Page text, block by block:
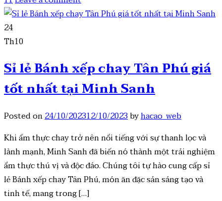
24
Th10
Sỉ lẻ Bánh xếp chay Tân Phú giá
tốt nhất tại Minh Sanh
Posted on24/10/202312/10/2023byhacao_web
Khi ẩm thực chay trở nên nổi tiếng với sự thanh lọc và
lành mạnh, Minh Sanh đã biến nó thành một trải nghiệm
ẩm thực thú vị và độc đáo. Chúng tôi tự hào cung cấp sỉ
lẻ Bánh xếp chay Tân Phú, món ăn đặc sản sáng tạo và
tinh tế, mang trong […]